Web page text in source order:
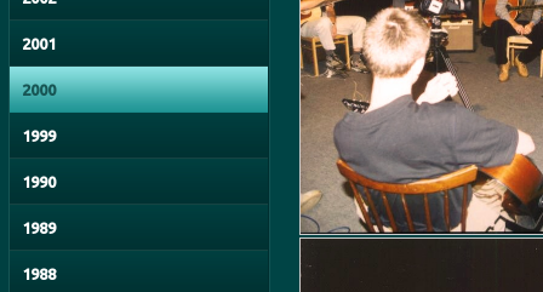
2001
2000
1999
1990
1989
1988